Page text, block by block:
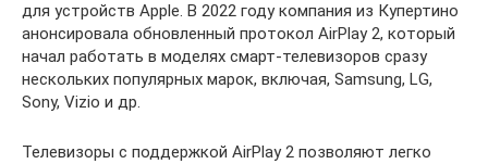
для устройств Apple. В 2022 году компания из Купертино
анонсировала обновленный протокол AirPlay 2, который
начал работать в моделях смарт-телевизоров сразу
нескольких популярных марок, включая, Samsung, LG,
Sony, Vizio и др.
Телевизоры с поддержкой AirPlay 2 позволяют легко